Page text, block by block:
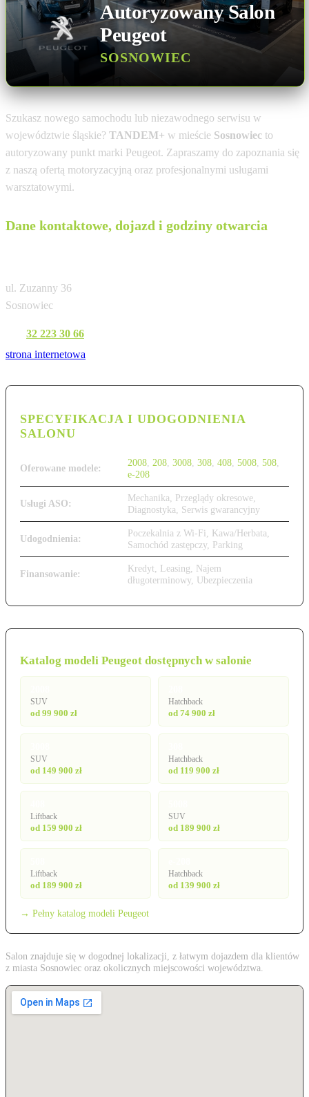
Autoryzowany Salon
Peugeot
SOSNOWIEC
Szukasz nowego samochodu lub niezawodnego serwisu w
województwie śląskie? TANDEM+ w mieście Sosnowiec to
autoryzowany punkt marki Peugeot. Zapraszamy do zapoznania się
z naszą ofertą motoryzacyjną oraz profesjonalnymi usługami
warsztatowymi.
Dane kontaktowe, dojazd i godziny otwarcia
ul. Zuzanny 36
Sosnowiec
32 223 30 66
strona internetowa
SPECYFIKACJA I UDOGODNIENIA
SALONU
Oferowane modele: 2008 208 3008 308 408 5008 508
e-208
Usługi ASO:
Mechanika, Przeglądy okresowe,
Diagnostyka, Serwis gwarancyjny
Udogodnienia:
Poczekalnia z Wi-Fi, Kawa/Herbata,
Samochód zastępczy, Parking
Finansowanie:
Kredyt, Leasing, Najem
długoterminowy, Ubezpieczenia
Katalog modeli Peugeot dostępnych w salonie
SUV
od 99 900 zł
Hatchback
od 74 900 zł
SUV
od 149 900 zł
Hatchback
od 119 900 zł
Liftback
od 159 900 zł
SUV
od 189 900 zł
Liftback
od 189 900 zł
Hatchback
od 139 900 zł
→ Pełny katalog modeli Peugeot
Salon znajduje się w dogodnej lokalizacji, z łatwym dojazdem dla klientów
z miasta Sosnowiec oraz okolicznych miejscowości województwa.